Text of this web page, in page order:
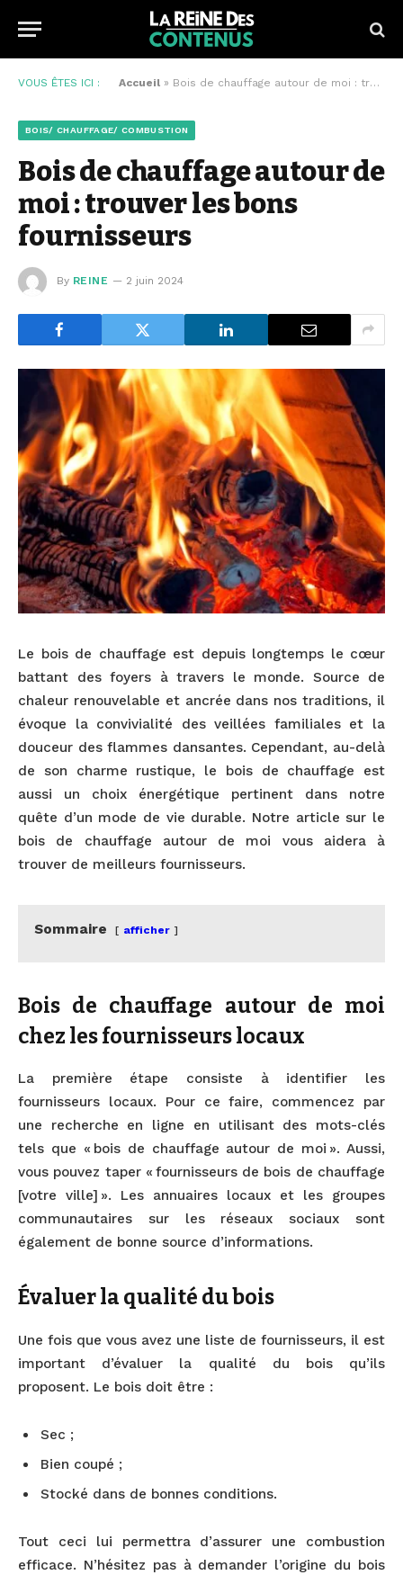
VOUS ÊTES ICI : Accueil » Bois de chauffage autour de moi : trouver les bons fournisseurs
BOIS/ CHAUFFAGE/ COMBUSTION
Bois de chauffage autour de
moi : trouver les bons
fournisseurs
By REINE 2 juin 2024
Le bois de chauffage est depuis longtemps le cœur
battant des foyers à travers le monde. Source de
chaleur renouvelable et ancrée dans nos traditions, il
évoque la convivialité des veillées familiales et la
douceur des flammes dansantes. Cependant, au-delà
de son charme rustique, le bois de chauffage est
aussi un choix énergétique pertinent dans notre
quête d’un mode de vie durable. Notre article sur le
bois de chauffage autour de moi vous aidera à
trouver de meilleurs fournisseurs.
Sommaire afficher
Bois de chauffage autour de moi
chez les fournisseurs locaux
La première étape consiste à identifier les
fournisseurs locaux. Pour ce faire, commencez par
une recherche en ligne en utilisant des mots-clés
tels que « bois de chauffage autour de moi ». Aussi,
vous pouvez taper « fournisseurs de bois de chauffage
[votre ville] ». Les annuaires locaux et les groupes
communautaires sur les réseaux sociaux sont
également de bonne source d’informations.
Évaluer la qualité du bois
Une fois que vous avez une liste de fournisseurs, il est
important d’évaluer la qualité du bois qu’ils
proposent. Le bois doit être :
Sec ;
Bien coupé ;
Stocké dans de bonnes conditions.
Tout ceci lui permettra d’assurer une combustion
efficace. N’hésitez pas à demander l’origine du bois